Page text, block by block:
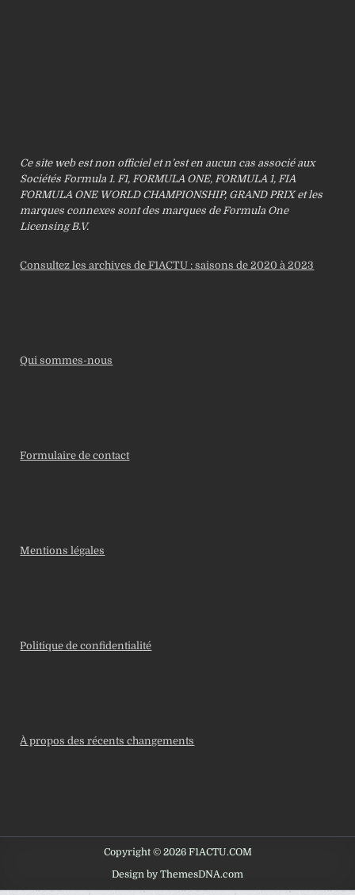
Ce site web est non officiel et n’est en aucun cas associé aux
Sociétés Formula 1. F1, FORMULA ONE, FORMULA 1, FIA
FORMULA ONE WORLD CHAMPIONSHIP, GRAND PRIX et les
marques connexes sont des marques de Formula One
Licensing B.V.
Consultez les archives de F1ACTU : saisons de 2020 à 2023
Qui sommes-nous
Formulaire de contact
Mentions légales
Politique de confidentialité
À propos des récents changements
Copyright © 2026 F1ACTU.COM
Design by ThemesDNA.com